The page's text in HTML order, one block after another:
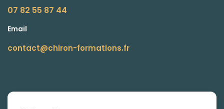
07 82 55 87 44
Email
contact@chiron-formations.fr